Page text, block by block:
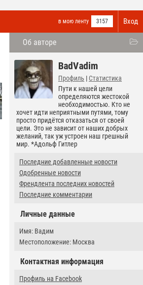
Вход
в мою ленту 3157
Об авторе
BadVadim
Профиль | Статистика
Пути к нашей цели
определяются жестокой
необходимостью. Кто не
хочет идти неприятными путями, тому
просто придётся отказаться от своей
цели. Это не зависит от наших добрых
желаний, так уж устроен наш грешный
мир. *Адольф Гитлер
Последние добавленные новости
Одобренные новости
Френдлента последних новостей
Последние комментарии
Личные данные
Имя: Вадим
Местоположение: Москва
Контактная информация
Профиль на Facebook